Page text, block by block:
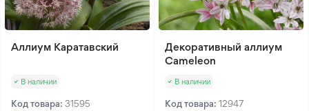
Аллиум Каратавский
В наличии
Код товара: 31595
Декоративный аллиум
Cameleon
В наличии
Код товара: 12947